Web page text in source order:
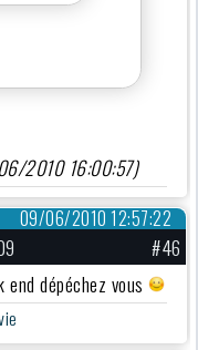
2010 16:00:57)
09/06/2010 12:57:22
#46
end dépéchez vous